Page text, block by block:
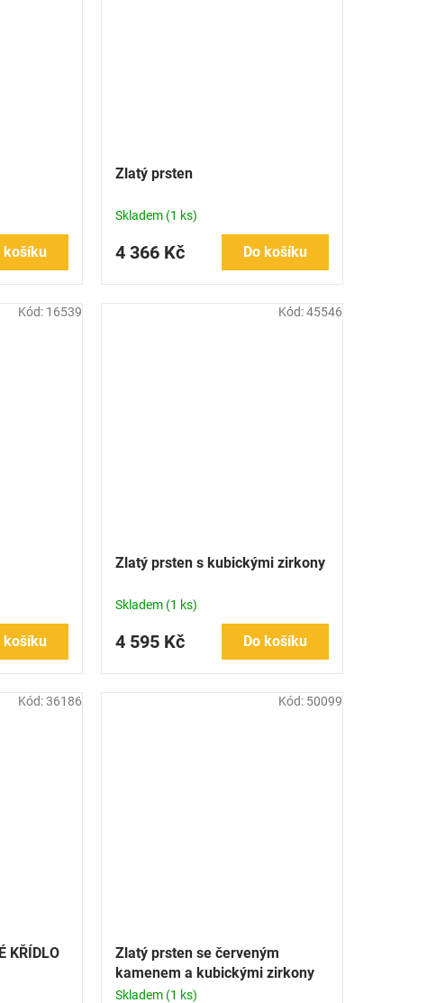
košíku
Zlatý prsten
Skladem (1 ks)
4 366 Kč Do košíku
košíku
Kód: 16539
Zlatý prsten s kubickými zirkony
Skladem (1 ks)
4 595 Kč Do košíku
Kód:45546
KŘÍDLO
Kód:36186
Zlatý prsten se červeným
kamenem a kubickými zirkony
Skladem (1 ks)
Kód: 50099